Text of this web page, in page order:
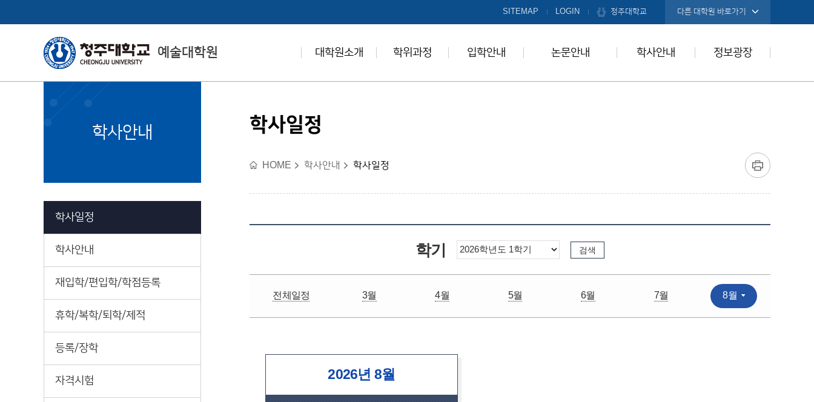
예술대학원
SITEMAP LOGIN 청주대학교 다른 대학원 바로가기
CheongJu
대학원소개 학위과정 입학안내 논문안내 학사안내 정보광장
학사안내
학사일정
학사안내
재입학/편입학/학점등록
휴학/복학/퇴학/제적
등록/장학
자격시험
학사일정
HOME 학사안내 학사일정
학기
전체일정 3월 4월 5월 6월 7월 8월
2026년 8월